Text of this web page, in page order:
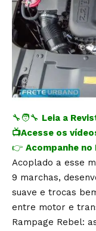
🔧🧑‍🔧 Leia a
📺Acesse os
👉 Acompanhe no
Acoplado a esse
9 marchas,
suave e trocas
entre motor e
Rampage Rebel: